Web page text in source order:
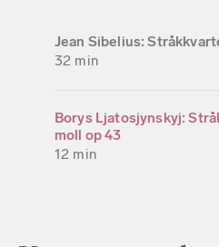
Jean Sibelius:
32 min
Borys Ljatosjynskyj:
moll op 43
12 min